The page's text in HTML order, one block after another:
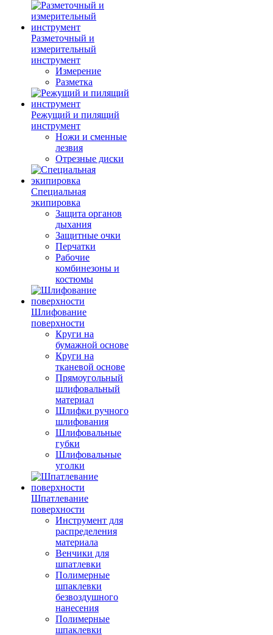
Разметочный и
измерительный
инструмент
Измерение
Разметка
Режущий и пилящий
инструмент
Ножи и сменные
лезвия
Отрезные диски
Специальная
экипировка
Защита органов
дыхания
Защитные очки
Перчатки
Рабочие
комбинезоны и
костюмы
Шлифование
поверхности
Круги на
бумажной основе
Круги на
тканевой основе
Прямоугольный
шлифовальный
материал
Шлифки ручного
шлифования
Шлифовальные
губки
Шлифовальные
уголки
Шпатлевание
поверхности
Инструмент для
распределения
материала
Венчики для
шпатлевки
Полимерные
шпаклевки
безвоздушного
нанесения
Полимерные
шпаклевки